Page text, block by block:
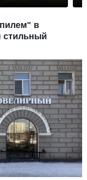
в
стильный